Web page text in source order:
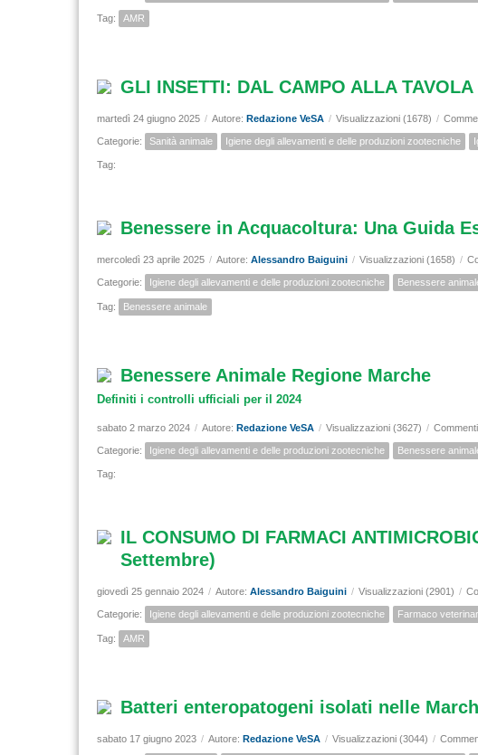
Tag: AMR
GLI INSETTI: DAL CAMPO ALLA TAVOLA
martedì 24 giugno 2025 / Autore: Redazione VeSA / Visualizzazioni (1678) /
Categorie: Sanità animale Igiene degli allevamenti e delle produzioni zootecniche
Tag:
Benessere in Acquacoltura: Una Guida
mercoledì 23 aprile 2025 / Autore: Alessandro Baiguini / Visualizzazioni (1658) /
Categorie: Igiene degli allevamenti e delle produzioni zootecniche Benessere
Tag: Benessere animale
Benessere Animale Regione Marche
Definiti i controlli ufficiali per il 2024
sabato 2 marzo 2024 / Autore: Redazione VeSA / Visualizzazioni (3627) /
Categorie: Igiene degli allevamenti e delle produzioni zootecniche Benessere
Tag:
IL CONSUMO DI FARMACI
Settembre)
giovedì 25 gennaio 2024 / Autore: Alessandro Baiguini / Visualizzazioni (2901) /
Categorie: Igiene degli allevamenti e delle produzioni zootecniche Farmaco
Tag: AMR
Batteri enteropatogeni isolati nelle
sabato 17 giugno 2023 / Autore: Redazione VeSA / Visualizzazioni (3044) /